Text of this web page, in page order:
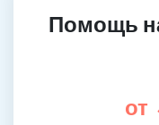
Помощь
от